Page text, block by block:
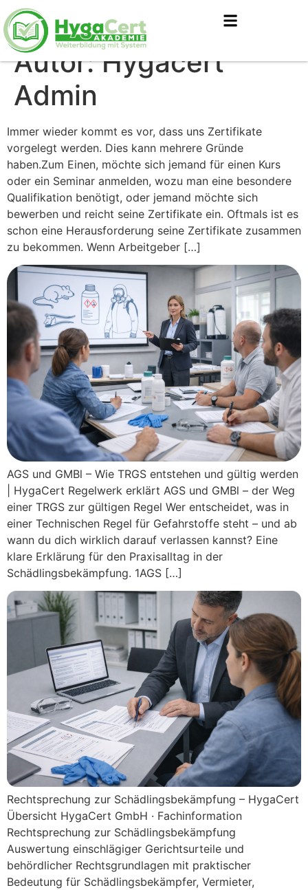
Autor:Hygacert
Admin
Immer wieder kommt es vor, dass uns Zertifikate
vorgelegt werden. Dies kann mehrere Gründe
haben.Zum Einen, möchte sich jemand für einen Kurs
oder ein Seminar anmelden, wozu man eine besondere
Qualifikation benötigt, oder jemand möchte sich
bewerben und reicht seine Zertifikate ein. Oftmals ist es
schon eine Herausforderung seine Zertifikate zusammen
zu bekommen. Wenn Arbeitgeber […]
AGS und GMBl – Wie TRGS entstehen und gültig werden
| HygaCert Regelwerk erklärt AGS und GMBl – der Weg
einer TRGS zur gültigen Regel Wer entscheidet, was in
einer Technischen Regel für Gefahrstoffe steht – und ab
wann du dich wirklich darauf verlassen kannst? Eine
klare Erklärung für den Praxisalltag in der
Schädlingsbekämpfung. 1AGS […]
Rechtsprechung zur Schädlingsbekämpfung – HygaCert
Übersicht HygaCert GmbH · Fachinformation
Rechtsprechung zur Schädlingsbekämpfung
Auswertung einschlägiger Gerichtsurteile und
behördlicher Rechtsgrundlagen mit praktischer
Bedeutung für Schädlingsbekämpfer, Vermieter,